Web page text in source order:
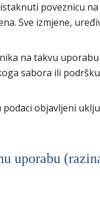
poveznicu
Sve izmjene,
na takvu
sabora ili
podaci objavljeni
uporabu